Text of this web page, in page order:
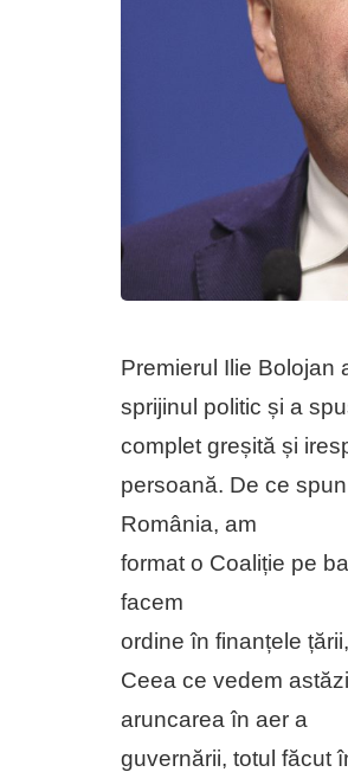
Premierul Ilie Bolojan
sprijinul politic și a
complet greșită și
persoană. De ce
România, am
format o Coaliție pe
facem
ordine în finanțele
Ceea ce vedem
aruncarea în aer a
guvernării, totul făcut